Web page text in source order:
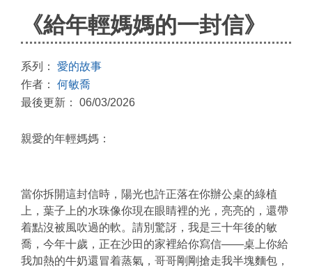
《給年輕媽媽的一封信》
系列： 愛的故事
作者： 何敏喬
最後更新： 06/03/2026
親愛的年輕媽媽：
當你拆開這封信時，陽光也許正落在你辦公桌的綠植
上，葉子上的水珠像你現在眼睛裡的光，亮亮的，還帶
着點沒被風吹過的軟。請別驚訝，我是三十年後的敏
喬，今年十歲，正在沙田的家裡給你寫信——桌上你給
我加熱的牛奶還冒着蒸氣，哥哥剛剛搶走我半塊麵包，